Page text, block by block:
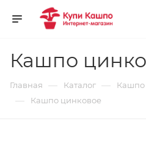
Кашпо
Главная — Каталог — Кашпо
— Кашпо цинковое